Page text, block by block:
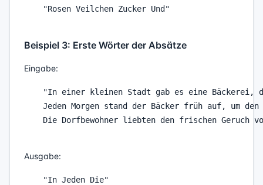
    "Rosen Veilchen Zucker Und"
Beispiel 3: Erste Wörter der Absätze
Eingabe:
"In einer kleinen Stadt gab es eine Bäckerei,
Jeden Morgen stand der Bäcker früh auf, um den
Die Dorfbewohner liebten den frischen Geruch
Ausgabe:
    "In Jeden Die"